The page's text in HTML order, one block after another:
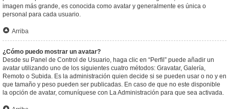
imagen más grande, es conocida como avatar y generalmente es única o
personal para cada usuario.
Arriba
¿Cómo puedo mostrar un avatar?
Desde su Panel de Control de Usuario, haga clic en “Perfil” puede añadir un
avatar utilizando uno de los siguientes cuatro métodos: Gravatar, Galería,
Remoto o Subida. Es la administración quien decide si se pueden usar o no y en
que tamaño y peso pueden ser publicadas. En caso de que no este disponible
la opción de avatar, comuníquese con La Administración para que sea activada.